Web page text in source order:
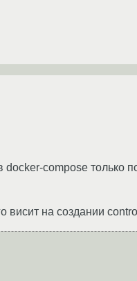
compose только
на создании